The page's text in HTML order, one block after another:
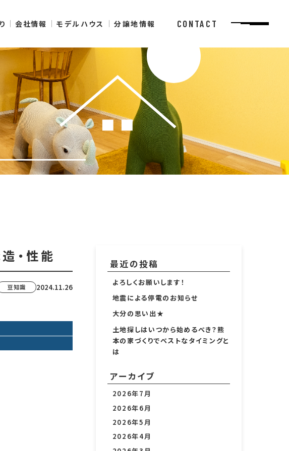
会社情報 モデルハウス 分譲地情報 CONTACT
・性能
豆知識 2024.11.26
最近の投稿
よろしくお願いします！
地震による停電のお知らせ
大分の思い出★
土地探しはいつから始めるべき？熊
本の家づくりでベストなタイミングと
は
アーカイブ
2026年7月
2026年6月
2026年5月
2026年4月